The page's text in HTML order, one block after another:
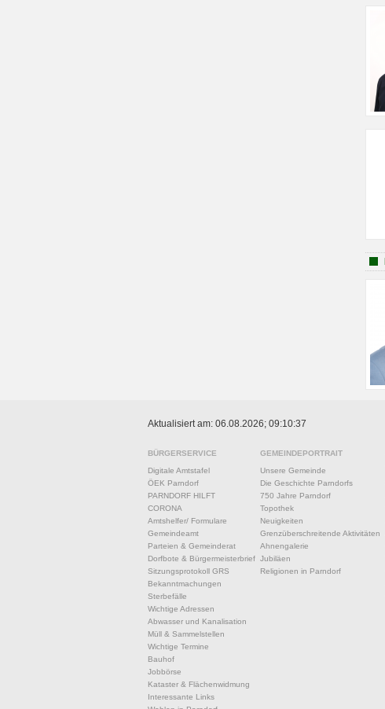
Aktualisiert am: 06.08.2026; 09:10:37
BÜRGERSERVICE
Digitale Amtstafel
ÖEK Parndorf
PARNDORF HILFT
CORONA
Amtshelfer/ Formulare
Gemeindeamt
Parteien & Gemeinderat
Dorfbote & Bürgermeisterbrief
Sitzungsprotokoll GRS
Bekanntmachungen
Sterbefälle
Wichtige Adressen
Abwasser und Kanalisation
Müll & Sammelstellen
Wichtige Termine
Bauhof
Jobbörse
Kataster & Flächenwidmung
Interessante Links
GEMEINDEPORTRAIT
Unsere Gemeinde
Die Geschichte Parndorfs
750 Jahre Parndorf
Topothek
Neuigkeiten
Grenzüberschreitende Aktivitäten
Ahnengalerie
Jubiläen
Religionen in Parndorf